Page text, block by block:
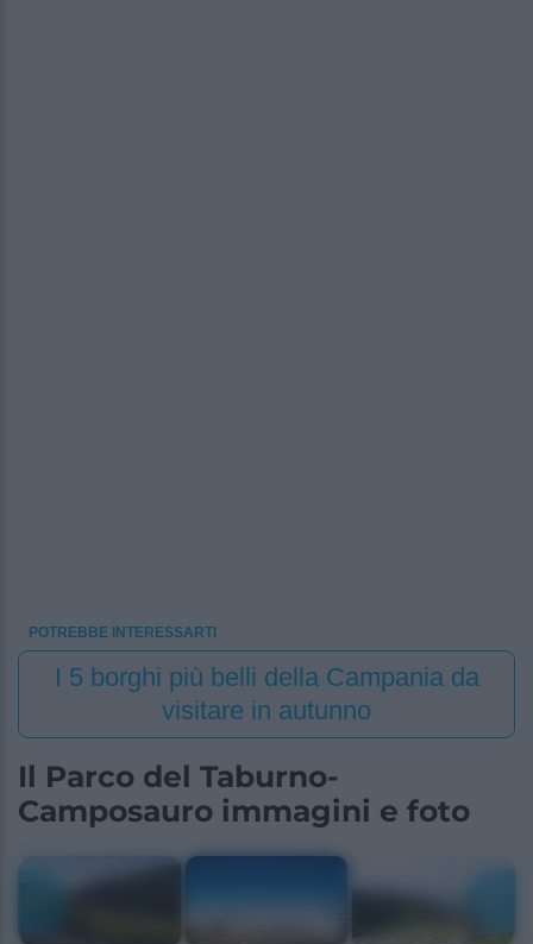
POTREBBE INTERESSARTI
I 5 borghi più belli della Campania da
visitare in autunno
Il Parco del Taburno-
Camposauro immagini e foto